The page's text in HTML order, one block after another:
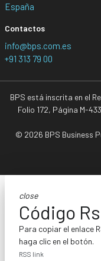
España
Contactos
info@bps.com.es
+91 313 79 00
BPS está inscrita en el
Folio 172, Página M-
© 2026 BPS Business
close
Código
Para copiar el enlace
haga clic en el botón.
RSS link